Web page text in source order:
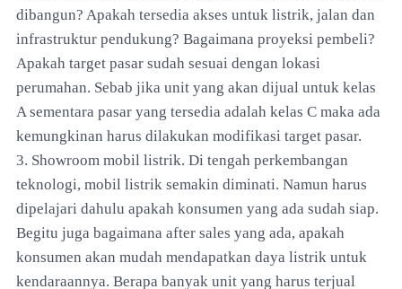
dibangun? Apakah tersedia akses untuk listrik, jalan dan
infrastruktur pendukung? Bagaimana proyeksi pembeli?
Apakah target pasar sudah sesuai dengan lokasi
perumahan. Sebab jika unit yang akan dijual untuk kelas
A sementara pasar yang tersedia adalah kelas C maka ada
kemungkinan harus dilakukan modifikasi target pasar.
3. Showroom mobil listrik. Di tengah perkembangan
teknologi, mobil listrik semakin diminati. Namun harus
dipelajari dahulu apakah konsumen yang ada sudah siap.
Begitu juga bagaimana after sales yang ada, apakah
konsumen akan mudah mendapatkan daya listrik untuk
kendaraannya. Berapa banyak unit yang harus terjual